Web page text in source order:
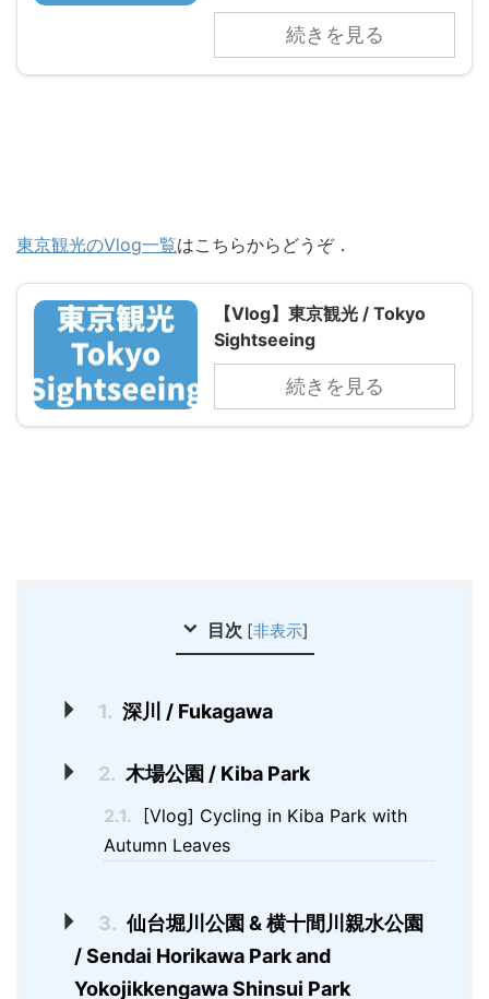
続きを見る
東京観光のVlog一覧はこちらからどうぞ．
【Vlog】東京観光 / Tokyo
Sightseeing
続きを見る
目次 [非表示]
1. 深川 / Fukagawa
2. 木場公園 / Kiba Park
2.1. [Vlog] Cycling in Kiba Park with
Autumn Leaves
3. 仙台堀川公園 & 横十間川親水公園
/ Sendai Horikawa Park and
Yokojikkengawa Shinsui Park